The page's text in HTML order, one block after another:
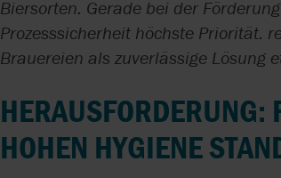
APV
ATELIERS EHRISMANN
BOYSER
BRAN+LUEBBE
HMD
NOV
PUMPEN MIT FESTSTOFF-
DURCHGANG
SELBSTANSAUGENDE
BITUMEN PUMPEN MIT
ZAHNRADPUMPEN
FÜR
ATEX
CE
FDA
ISO
Biersorten. Gerade bei der
Prozesssicherheit höchste Priorität.
Brauereien als zuverlässige Lösung
HERAUSFORDERUNG:
HOHEN HYGIENE